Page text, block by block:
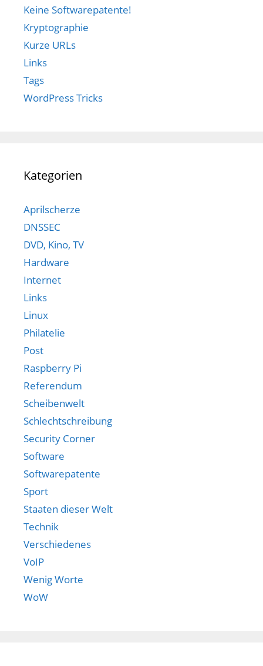
Keine Softwarepatente!
Kryptographie
Kurze URLs
Links
Tags
WordPress Tricks
Kategorien
Aprilscherze
DNSSEC
DVD, Kino, TV
Hardware
Internet
Links
Linux
Philatelie
Post
Raspberry Pi
Referendum
Scheibenwelt
Schlechtschreibung
Security Corner
Software
Softwarepatente
Sport
Staaten dieser Welt
Technik
Verschiedenes
VoIP
Wenig Worte
WoW